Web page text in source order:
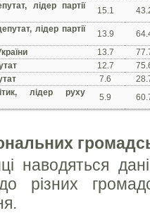
лідер партії
15.1
лідер партії
13.9
13.7
12.7
7.6
лідер руху
5.9
наводяться
різних